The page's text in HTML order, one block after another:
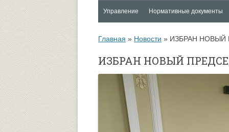
Управление
Совет по социальной и
воспитательной работе
Управление по социальной и
Нормативные документы
ОХРАНА ЗДОРОВЬЯ И
ОБЕСПЕЧЕНИЕ
ОБУЧАЮЩИХСЯ
Главная » Новости » ИЗБРАН
ИЗБРАН НОВЫЙ